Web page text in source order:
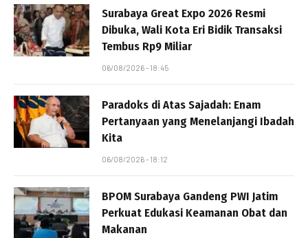
Surabaya Great Expo 2026 Resmi
Dibuka, Wali Kota Eri Bidik Transaksi
Tembus Rp9 Miliar
06/08/2026 - 18:45
Paradoks di Atas Sajadah: Enam
Pertanyaan yang Menelanjangi Ibadah
Kita
06/08/2026 - 18:12
BPOM Surabaya Gandeng PWI Jatim
Perkuat Edukasi Keamanan Obat dan
Makanan